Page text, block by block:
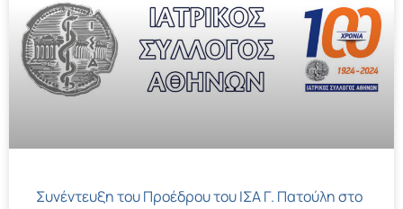
Συνέντευξη του Προέδρου του ΙΣΑ Γ. Πατούλη στο